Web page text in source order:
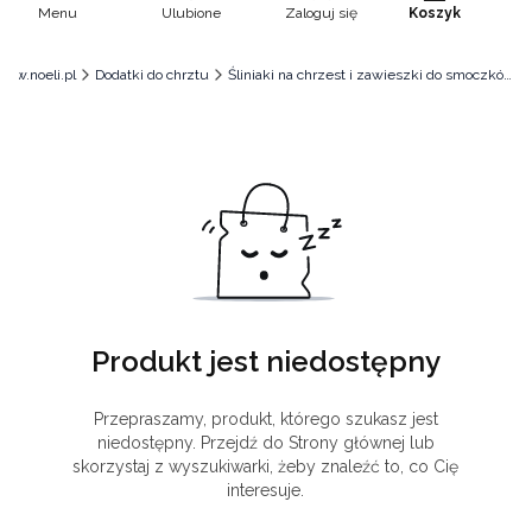
Menu Ulubione Zaloguj się Koszyk
Dodatki do chrztu
Produkt jest niedostępny
Przepraszamy, produkt, którego szukasz jest
niedostępny. Przejdź do Strony głównej lub
skorzystaj z wyszukiwarki, żeby znaleźć to, co Cię
interesuje.